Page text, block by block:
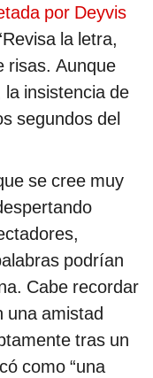
por Deyvis
la letra,
risas. Aunque
insistencia de
segundos del
se cree muy
podrían
Cabe recordar
una amistad
tras un
como “una